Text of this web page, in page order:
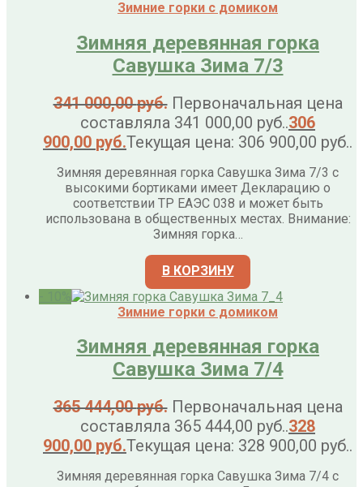
Зимние горки с домиком
Зимняя деревянная горка
Савушка Зима 7/3
341 000,00руб. Первоначальная цена
составляла 341 000,00 руб..306
900,00 руб.Текущая цена: 306 900,00 руб..
Зимняя деревянная горка Савушка Зима 7/3 с
высокими бортиками имеет Декларацию о
соответствии ТР ЕАЭС 038 и может быть
использована в общественных местах. Внимание:
Зимняя горка…
В КОРЗИНУ
Зимние горки с домиком
Зимняя деревянная горка
Савушка Зима 7/4
365 444,00руб. Первоначальная цена
составляла 365 444,00 руб..328
900,00 руб.Текущая цена: 328 900,00 руб..
Зимняя деревянная горка Савушка Зима 7/4 с